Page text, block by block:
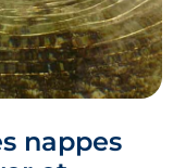
nappes